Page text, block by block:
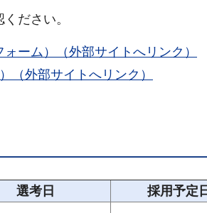
ださい。
ーム）（外部サイトへリンク）
（外部サイトへリンク）
選考日 採用予定